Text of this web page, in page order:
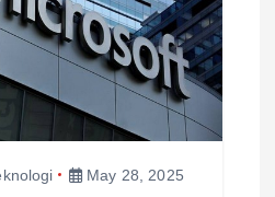
May 28, 2025